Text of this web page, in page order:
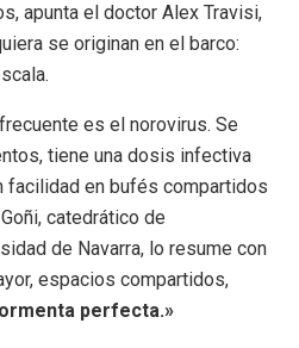
apunta el doctor Alex Travisi,
se originan en el barco:
es el norovirus. Se
tiene una dosis infectiva
facilidad en bufés compartidos
catedrático de
de Navarra, lo resume con
espacios compartidos,
perfecta.»